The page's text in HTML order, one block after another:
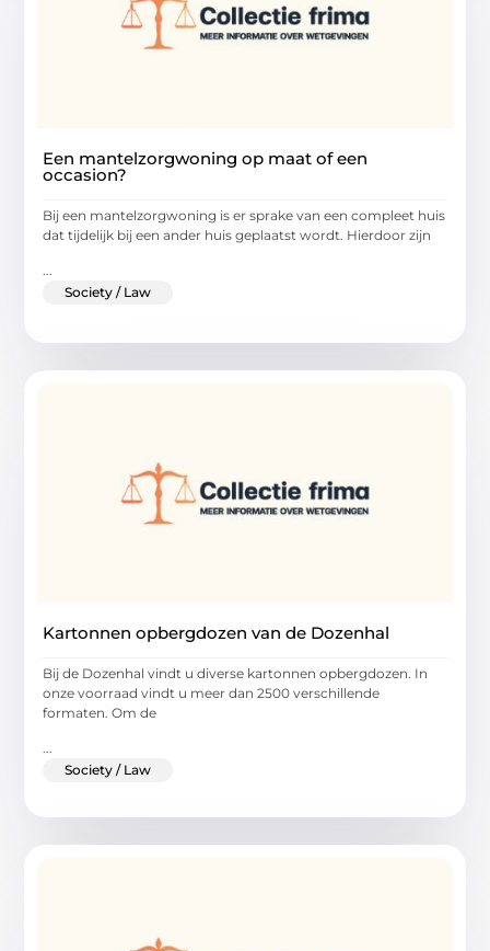
Een mantelzorgwoning op maat of een
occasion?
Bij een mantelzorgwoning is er sprake van een compleet huis
dat tijdelijk bij een ander huis geplaatst wordt. Hierdoor zijn
Society / Law
Kartonnen opbergdozen van de Dozenhal
Bij de Dozenhal vindt u diverse kartonnen opbergdozen. In
onze voorraad vindt u meer dan 2500 verschillende
formaten. Om de
...
Society / Law